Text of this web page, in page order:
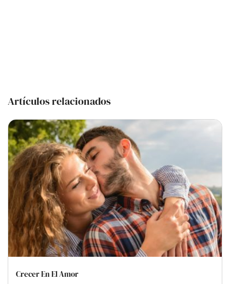
Artículos relacionados
Crecer En El Amor